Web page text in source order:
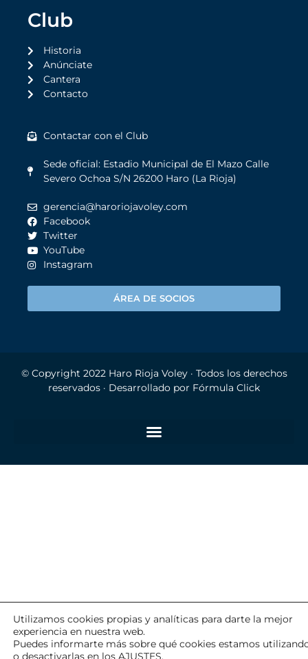
Club
Historia
Anúnciate
Cantera
Contacto
Contactar con el Club
Sede oficial: Estadio Municipal de El Mazo Calle
Severo Ochoa S/N 26200 Haro (La Rioja)
gerencia@haroriojavoley.com
Facebook
Twitter
YouTube
Instagram
ÁREA DE SOCIOS
© Copyright 2022 Haro Rioja Voley· Todos los derechos
reservados · Desarrollado por Fórmula Click
Utilizamos cookies propias y analíticas para darte la mejor
experiencia en nuestra web.
Puedes informarte más sobre qué cookies estamos
o desactivarlas en los AJUSTES.